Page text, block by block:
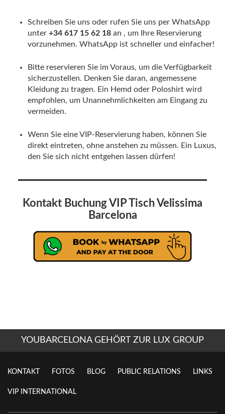
Schreiben Sie uns oder rufen Sie uns per WhatsApp
unter +34 617 15 62 18 an , um Ihre Reservierung
vorzunehmen. WhatsApp ist schneller und einfacher!
Bitte reservieren Sie im Voraus, um die Verfügbarkeit
sicherzustellen. Denken Sie daran, angemessene
Kleidung zu tragen. Ein Hemd oder Poloshirt wird
empfohlen, um Unannehmlichkeiten am Eingang zu
vermeiden.
Wenn Sie eine VIP-Reservierung haben, können Sie
direkt eintreten, ohne anstehen zu müssen. Ein Luxus,
den Sie sich nicht entgehen lassen dürfen!
Kontakt Buchung VIP Tisch Velissima
Barcelona
YOUBARCELONA GEHÖRT ZUR LUX GROUP
KONTAKT FOTOS BLOG PUBLIC RELATIONS LINKS
VIP INTERNATIONAL